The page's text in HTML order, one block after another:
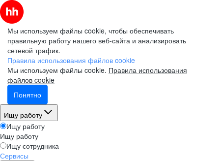
Мы используем файлы cookie, чтобы обеспечивать
правильную работу нашего веб-сайта и анализировать
сетевой трафик.
Правила использования файлов cookie
Мы используем файлы cookie. Правила использования
файлов cookie
Понятно
Ищу работу
Ищу работу
Ищу работу
Ищу сотрудника
Сервисы